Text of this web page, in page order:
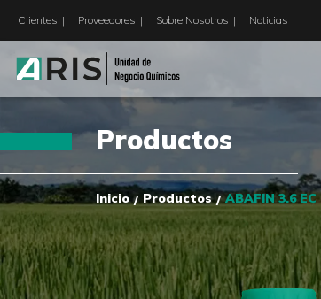
Clientes Proveedores Sobre Nosotros Noticias
Productos
Inicio / Productos / ABAFIN 3.6 EC